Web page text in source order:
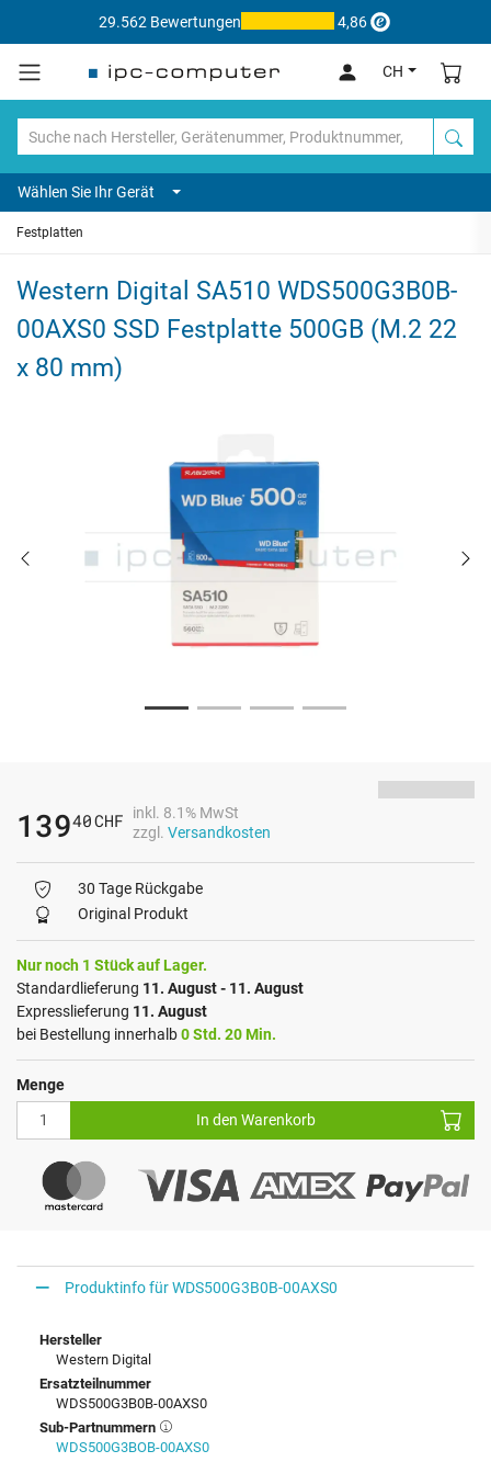
29.562 Bewertungen 4,86
CH
Wählen Sie Ihr Gerät
Festplatten
Western Digital SA510 WDS500G3B0B-
00AXS0 SSD Festplatte 500GB (M.2 22
x 80 mm)
13940CHF
inkl. 8.1% MwSt
zzgl. Versandkosten
30 Tage Rückgabe
Original Produkt
Nur noch 1 Stück auf Lager.
Standardlieferung 11. August - 11. August
Expresslieferung 11. August
bei Bestellung innerhalb0 Std. 20 Min.
Menge
In den Warenkorb
Produktinfo für WDS500G3B0B-00AXS0
Hersteller
Western Digital
Ersatzteilnummer
WDS500G3B0B-00AXS0
Sub-Partnummern
WDS500G3BOB-00AXS0